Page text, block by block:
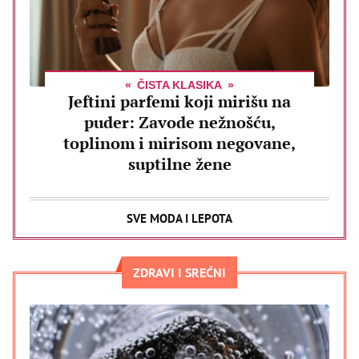
ČISTA KLASIKA
Jeftini parfemi koji mirišu na
puder: Zavode nežnošću,
toplinom i mirisom negovane,
suptilne žene
SVE MODA I LEPOTA
ZDRAVI I SREĆNI